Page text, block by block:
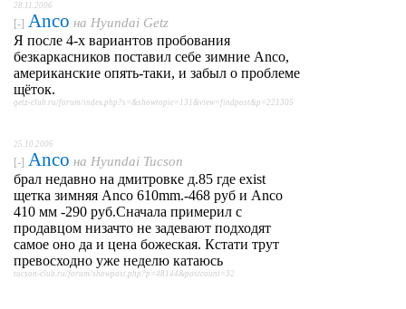
28.11.2006
[-] Anco на Hyundai Getz
Я после 4-х вариантов пробования
безкаркасников поставил себе зимние Anco,
американские опять-таки, и забыл о проблеме
щёток.
getz-club.ru/forum/index.php?s=&showtopic=131&view=findpost&p=221305
25.10.2006
[-] Anco на Hyundai Tucson
брал недавно на дмитровке д.85 где exist
щетка зимняя Anco 610mm.-468 руб и Anco
410 мм -290 руб.Сначала примерил с
продавцом низачто не задевают подходят
самое оно да и цена божеская. Кстати трут
превосходно уже неделю катаюсь
tucson-club.ru/forum/showpost.php?p=48144&postcount=32